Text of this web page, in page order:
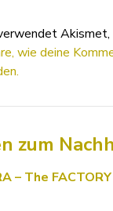
Akismet,
wie deine
zum
– The